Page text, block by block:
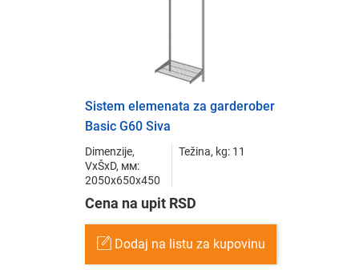
Sistem elemenata za garderober
Basic G60 Siva
Dimenzije,
VxŠxD, мм:
2050x650x450
Težina, kg: 11
Cena na upit RSD
Dodaj na listu za kupovinu